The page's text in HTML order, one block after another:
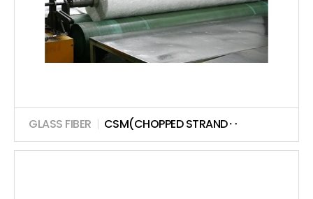
GLASS FIBER | CSM(CHOPPED STRAND‥